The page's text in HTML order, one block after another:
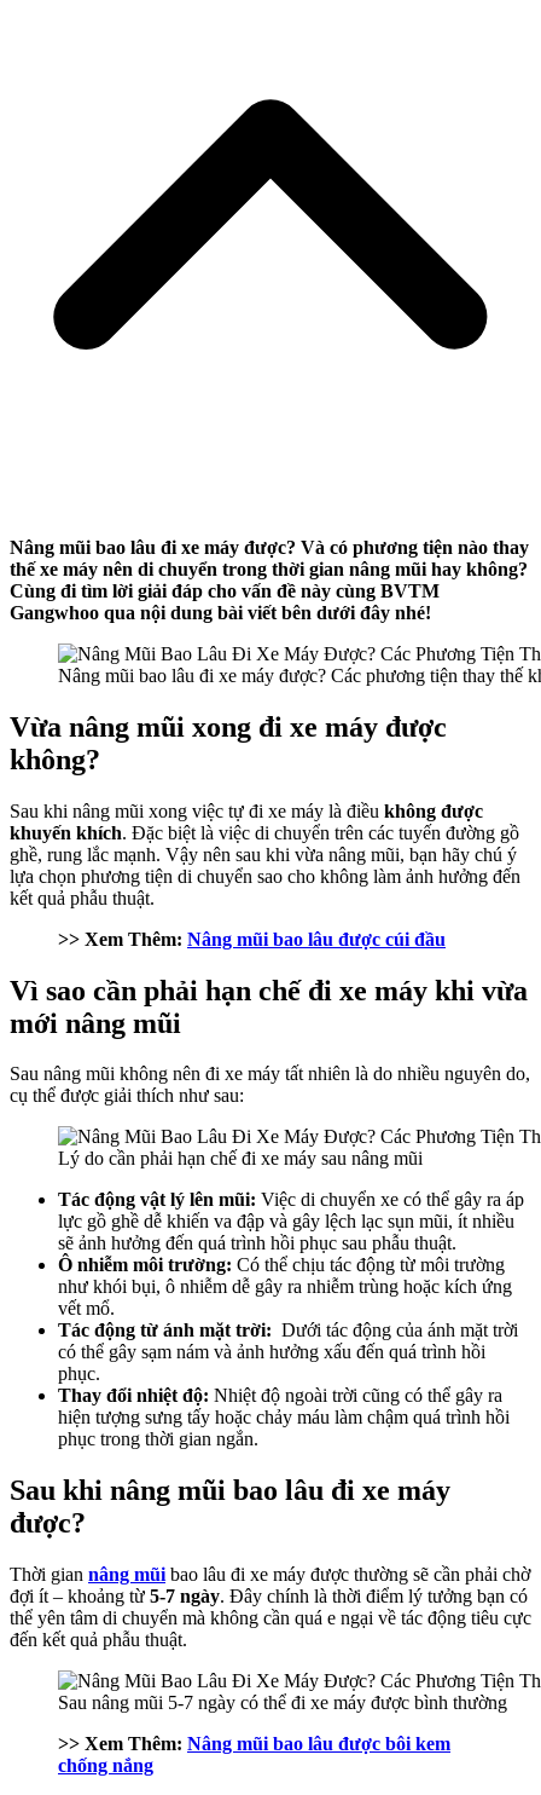
Nâng mũi bao lâu đi xe máy được? Và có phương tiện nào thay
thế xe máy nên di chuyển trong thời gian nâng mũi hay không?
Cùng đi tìm lời giải đáp cho vấn đề này cùng BVTM
Gangwhoo qua nội dung bài viết bên dưới đây nhé!
Nâng mũi bao lâu đi xe máy được? Các phương tiện thay thế
Vừa nâng mũi xong đi xe máy được
không?
Sau khi nâng mũi xong việc tự đi xe máy là điều không được
khuyến khích. Đặc biệt là việc di chuyển trên các tuyến đường gồ
ghề, rung lắc mạnh. Vậy nên sau khi vừa nâng mũi, bạn hãy chú ý
lựa chọn phương tiện di chuyển sao cho không làm ảnh hưởng đến
kết quả phẫu thuật.
>> Xem Thêm: Nâng mũi bao lâu được cúi đầu
Vì sao cần phải hạn chế đi xe máy khi vừa
mới nâng mũi
Sau nâng mũi không nên đi xe máy tất nhiên là do nhiều nguyên do,
cụ thể được giải thích như sau:
Lý do cần phải hạn chế đi xe máy sau nâng mũi
Tác động vật lý lên mũi: Việc di chuyển xe có thể gây ra áp
lực gồ ghề dễ khiến va đập và gây lệch lạc sụn mũi, ít nhiều
sẽ ảnh hưởng đến quá trình hồi phục sau phẫu thuật.
Ô nhiễm môi trường: Có thể chịu tác động từ môi trường
như khói bụi, ô nhiễm dễ gây ra nhiễm trùng hoặc kích ứng
vết mổ.
Tác động từ ánh mặt trời: Dưới tác động của ánh mặt trời
có thể gây sạm nám và ảnh hưởng xấu đến quá trình hồi
phục.
Thay đổi nhiệt độ: Nhiệt độ ngoài trời cũng có thể gây ra
hiện tượng sưng tấy hoặc chảy máu làm chậm quá trình hồi
phục trong thời gian ngắn.
Sau khi nâng mũi bao lâu đi xe máy
được?
Thời gian nâng mũi bao lâu đi xe máy được thường sẽ cần phải chờ
đợi ít – khoảng từ 5-7 ngày. Đây chính là thời điểm lý tưởng bạn có
thể yên tâm di chuyển mà không cần quá e ngại về tác động tiêu cực
đến kết quả phẫu thuật.
Sau nâng mũi 5-7 ngày có thể đi xe máy được bình thường
>> Xem Thêm: Nâng mũi bao lâu được bôi kem
chống nắng